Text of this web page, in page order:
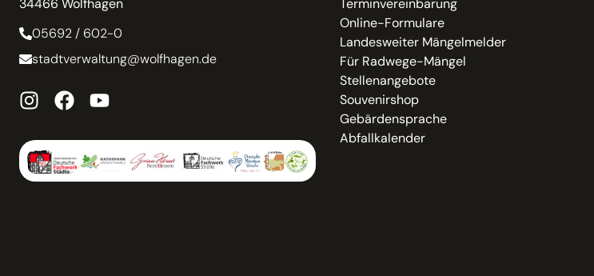
34466 Wolfhagen
05692 / 602-0
stadtverwaltung@wolfhagen.de
Terminvereinbarung
Online-Formulare
Landesweiter Mängelmelder
Für Radwege-Mängel
Stellenangebote
Souvenirshop
Gebärdensprache
Abfallkalender